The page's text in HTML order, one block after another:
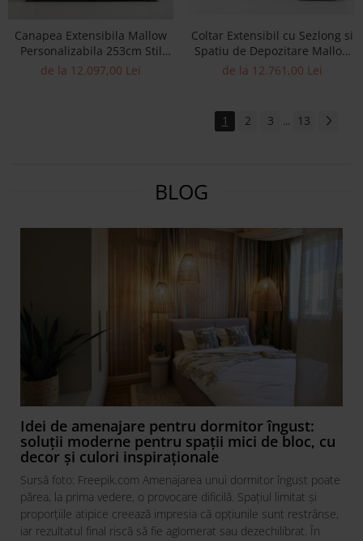
Canapea Extensibila Mallow
Personalizabila 253cm Stil
Contemporan Masiv Tapiterie
de la 12.097,00 Lei
Coltar Extensibil cu Sezlong si
Spatiu de Depozitare Mallow
Personalizabil 262-292cm Stil
de la 12.761,00 Lei
1 2 3 ... 13
BLOG
Idei de amenajare pentru dormitor îngust:
soluții moderne pentru spații mici de bloc, cu
decor și culori inspiraționale
Sursă foto: Freepik.com Amenajarea unui dormitor îngust poate
părea, la prima vedere, o provocare dificilă. Spațiul limitat și
proporțiile atipice creează impresia că opțiunile sunt restrânse,
iar rezultatul final riscă să fie aglomerat sau dezechilibrat. În